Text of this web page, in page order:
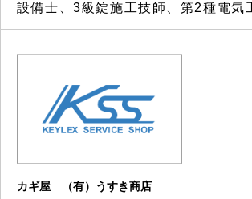
設備士、3級錠施工技師、第2種電気
カギ屋 （有）うすき商店